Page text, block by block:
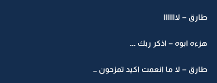
طارق – لااااااا
هزءه ابوه – اذكر ربك ...
طارق – لا ما انعمت اكيد تمزحون ..